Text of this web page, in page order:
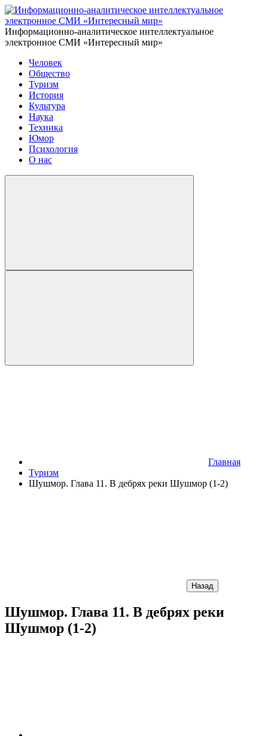
Информационно-аналитическое интеллектуальное
электронное СМИ «Интересный мир»
Человек
Общество
Туризм
История
Культура
Наука
Техника
Юмор
Психология
О нас
Главная
Туризм
Шушмор. Глава 11. В дебрях реки Шушмор (1-2)
Назад
Шушмор. Глава 11. В дебрях реки
Шушмор (1-2)